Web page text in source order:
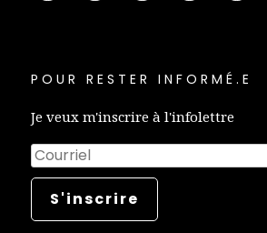
POUR RESTER INFORMÉ.E
Je veux m'inscrire à l'infolettre